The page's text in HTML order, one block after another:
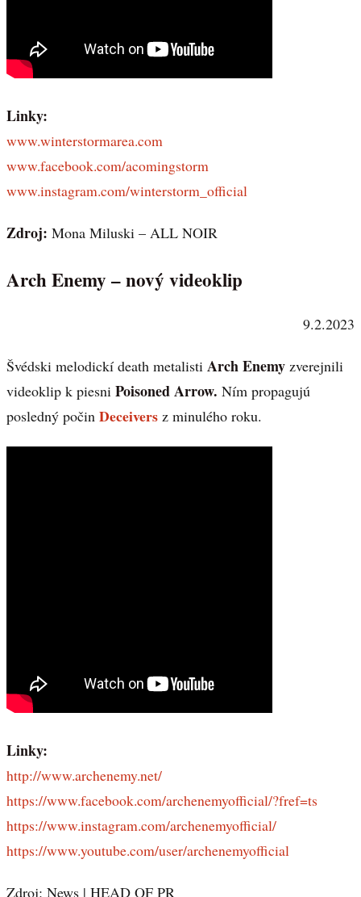
Linky:
www.winterstormarea.com
www.facebook.com/acomingstorm
www.instagram.com/winterstorm_official
Zdroj: Mona Miluski – ALL NOIR
Arch Enemy – nový videoklip
9.2.2023
Švédski melodickí death metalisti Arch Enemy zverejnili
videoklip k piesni Poisoned Arrow. Ním propagujú
posledný počin Deceivers z minulého roku.
Linky:
http://www.archenemy.net/
https://www.facebook.com/archenemyofficial/?fref=ts
https://www.instagram.com/archenemyofficial/
https://www.youtube.com/user/archenemyofficial
Zdroj: News | HEAD OF PR